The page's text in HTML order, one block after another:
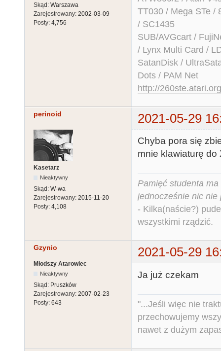
Skąd: Warszawa
Zarejestrowany: 2002-03-09
Posty: 4,756
TT030 / Mega STe /
/ SC1435
SUB/AVGcart /
/ Lynx Multi Card /
SatanDisk /
Dots / PAM Net
http://260ste.atari.org
perinoid 2021-05-29
Kasetarz
Nieaktywny
Skąd: W-wa
Zarejestrowany: 2015-11-20
Posty: 4,108
Chyba pora się
mnie klawiaturę do
Pamięć studenta
jednocześnie nic nie
- Kilka(naście?)
wszystkimi rządzić.
Gzynio 2021-05-29
Młodszy Atarowiec
Nieaktywny
Skąd: Pruszków
Zarejestrowany: 2007-02-23
Posty: 643
Ja już czekam
"...Jeśli więc nie
przechowujemy
nawet z dużym